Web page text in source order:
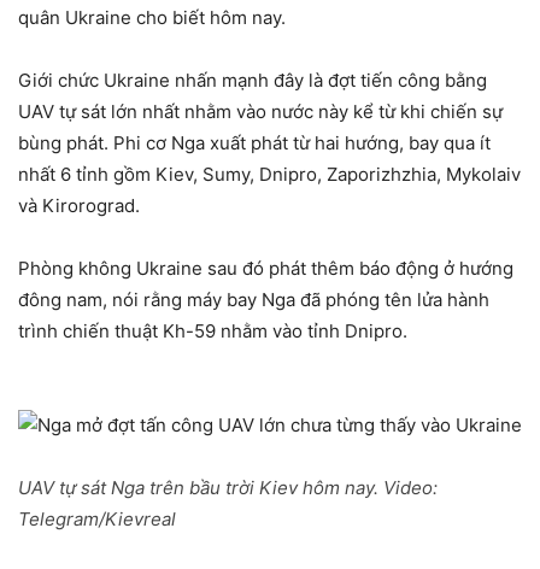
quân Ukraine cho biết hôm nay.
Giới chức Ukraine nhấn mạnh đây là đợt tiến công bằng
UAV tự sát lớn nhất nhằm vào nước này kể từ khi chiến sự
bùng phát. Phi cơ Nga xuất phát từ hai hướng, bay qua ít
nhất 6 tỉnh gồm Kiev, Sumy, Dnipro, Zaporizhzhia, Mykolaiv
và Kirorograd.
Phòng không Ukraine sau đó phát thêm báo động ở hướng
đông nam, nói rằng máy bay Nga đã phóng tên lửa hành
trình chiến thuật Kh-59 nhằm vào tỉnh Dnipro.
UAV tự sát Nga trên bầu trời Kiev hôm nay. Video:
Telegram/Kievreal